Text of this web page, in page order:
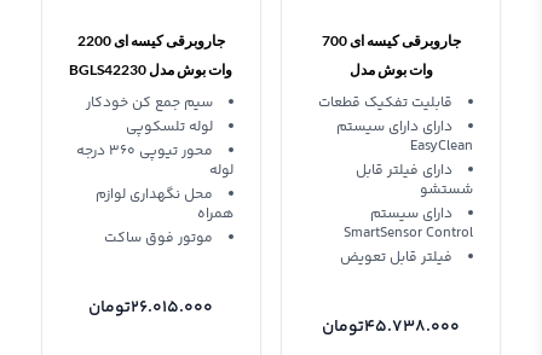
جاروبرقی کیسه ای 700
وات بوش مدل
BGS41POW1
قابليت تفکيک قطعات
دارای دارای سیستم
EasyClean
دارای فیلتر قابل
شستشو
دارای سیستم
SmartSensor Control
فیلتر قابل تعویض
45.738.000تومان
جاروبرقی کیسه ای 2200
وات بوش مدل BGLS42230
سیم جمع کن خودکار
لوله تلسکوپی
محور تیوپی 360 درجه
لوله
محل نگهداری لوازم
همراه
موتور فوق ساکت
26.015.000تومان